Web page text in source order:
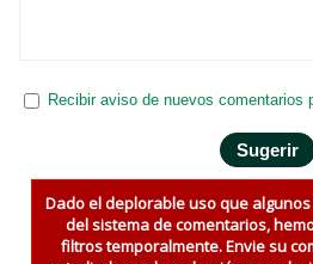
Recibir aviso de nuevos comentarios
Dado el deplorable uso que
del sistema de comentarios,
filtros temporalmente. Envie su